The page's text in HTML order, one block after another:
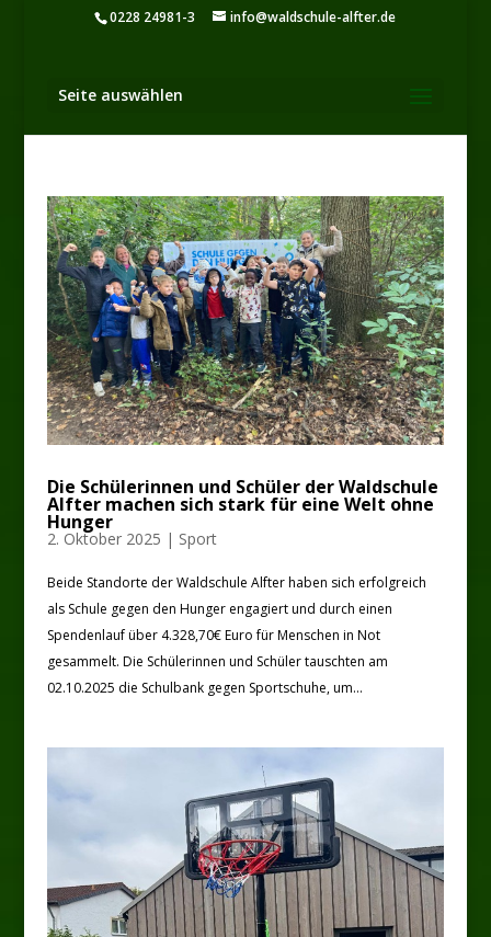
0228 24981-3 info@waldschule-alfter.de
Seite auswählen
Die Schülerinnen und Schüler der Waldschule
Alfter machen sich stark für eine Welt ohne
Hunger
2. Oktober 2025 | Sport
Beide Standorte der Waldschule Alfter haben sich erfolgreich
als Schule gegen den Hunger engagiert und durch einen
Spendenlauf über 4.328,70€ Euro für Menschen in Not
gesammelt. Die Schülerinnen und Schüler tauschten am
02.10.2025 die Schulbank gegen Sportschuhe, um...